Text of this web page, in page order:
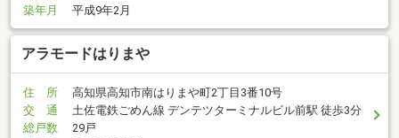
築年月
平成9年2月
アラモードはりまや
住 所
高知県高知市南はりまや町2丁目3番10号
交 通
土佐電鉄ごめん線 デンテツターミナルビル前駅 徒歩3分
総戸数
29戸